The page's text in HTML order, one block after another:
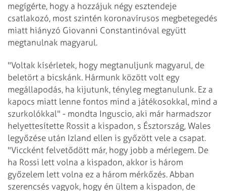
megígérte, hogy a hozzájuk négy esztendeje
csatlakozó, most szintén koronavírusos megbetegedés
miatt hiányzó Giovanni Constantinóval együtt
megtanulnak magyarul.
"Voltak kísérletek, hogy megtanuljunk magyarul, de
beletört a bicskánk. Hármunk között volt egy
megállapodás, ha kijutunk, tényleg megtanulunk. Ez a
kapocs miatt lenne fontos mind a játékosokkal, mind a
szurkolókkal" - mondta Inguscio, aki már harmadszor
helyettesítette Rossit a kispadon, s Észtország, Wales
legyőzése után Izland ellen is győzött vele a csapat.
"Viccként felvetődött már, hogy jobb a mérlegem. De
ha Rossi lett volna a kispadon, akkor is három
győzelem lett volna ez a három mérkőzés. Abban
szerencsés vagyok, hogy én ültem a kispadon, de